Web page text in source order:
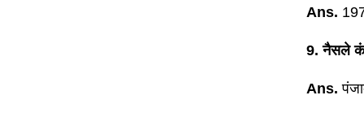
Ans.
9. नैसले
Ans.